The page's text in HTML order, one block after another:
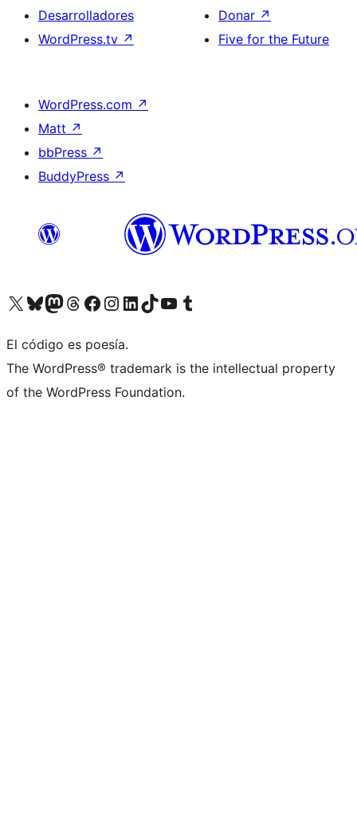
Desarrolladores
WordPress.tv ↗
Donar ↗
Five for the Future
WordPress.com ↗
Matt ↗
bbPress ↗
BuddyPress ↗
Visita nuestra cuenta de X (anteriormente Twitter)
Visita nuestra cuenta de Bluesky
Visita nuestra cuenta de Mastodon
Visita nuestra cuenta de Threads
Visita nuestra página de Facebook
Visita nuestra cuenta de Instagram
Visita nuestra cuenta de LinkedIn
Visita nuestra cuenta de TikTok
Visita nuestro canal de YouTube
Visita nuestra cuenta de Tumblr
El código es poesía.
The WordPress® trademark is the intellectual property
of the WordPress Foundation.